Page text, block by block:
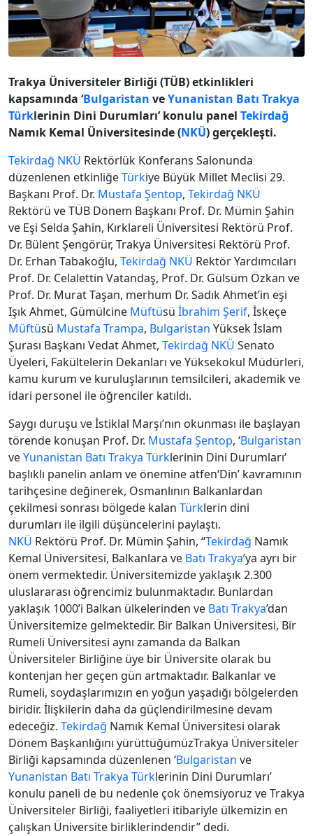
Trakya Üniversiteler Birliği (TÜB) etkinlikleri
kapsamında ‘Bulgaristan veYunanistan Batı Trakya
Türklerinin Dini Durumları’ konulu panel Tekirdağ
Namık Kemal Üniversitesinde (NKÜ) gerçekleşti.
Tekirdağ NKÜ Rektörlük Konferans Salonunda
düzenlenen etkinliğeTürkiye Büyük Millet Meclisi 29.
Başkanı Prof. Dr. Mustafa Şentop, Tekirdağ NKÜ
Rektörü ve TÜB Dönem Başkanı Prof. Dr. Mümin Şahin
ve Eşi Selda Şahin, Kırklareli Üniversitesi Rektörü Prof.
Dr. Bülent Şengörür, Trakya Üniversitesi Rektörü Prof.
Dr. Erhan Tabakoğlu, Tekirdağ NKÜ Rektör Yardımcıları
Prof. Dr. Celalettin Vatandaş, Prof. Dr. Gülsüm Özkan ve
Prof. Dr. Murat Taşan, merhum Dr. Sadık Ahmet’in eşi
Işık Ahmet, Gümülcine Müftüsü İbrahim Şerif, İskeçe
Müftüsü Mustafa Trampa, Bulgaristan Yüksek İslam
Şurası Başkanı Vedat Ahmet, Tekirdağ NKÜ Senato
Üyeleri, Fakültelerin Dekanları ve Yüksekokul Müdürleri,
kamu kurum ve kuruluşlarının temsilcileri, akademik ve
idari personel ile öğrenciler katıldı.
Saygı duruşu ve İstiklal Marşı’nın okunması ile başlayan
törende konuşan Prof. Dr. Mustafa Şentop, ‘Bulgaristan
veYunanistan Batı Trakya Türklerinin Dini Durumları’
başlıklı panelin anlam ve önemine atfen‘Din’ kavramının
tarihçesine değinerek, Osmanlının Balkanlardan
çekilmesi sonrası bölgede kalan Türklerin dini
durumları ile ilgili düşüncelerini paylaştı.
NKÜ Rektörü Prof. Dr. Mümin Şahin, “Tekirdağ Namık
Kemal Üniversitesi, Balkanlara ve Batı Trakya’ya ayrı bir
önem vermektedir. Üniversitemizde yaklaşık 2.300
uluslararası öğrencimiz bulunmaktadır. Bunlardan
yaklaşık 1000’i Balkan ülkelerinden ve Batı Trakya’dan
Üniversitemize gelmektedir. Bir Balkan Üniversitesi, Bir
Rumeli Üniversitesi aynı zamanda da Balkan
Üniversiteler Birliğine üye bir Üniversite olarak bu
kontenjan her geçen gün artmaktadır. Balkanlar ve
Rumeli, soydaşlarımızın en yoğun yaşadığı bölgelerden
biridir. İlişkilerin daha da güçlendirilmesine devam
edeceğiz. Tekirdağ Namık Kemal Üniversitesi olarak
Dönem Başkanlığını yürüttüğümüzTrakya Üniversiteler
Birliği kapsamında düzenlenen ‘Bulgaristan ve
Yunanistan Batı Trakya Türklerinin Dini Durumları’
konulu paneli de bu nedenle çok önemsiyoruz ve Trakya
Üniversiteler Birliği, faaliyetleri itibariyle ülkemizin en
çalışkan Üniversite birliklerindendir” dedi.